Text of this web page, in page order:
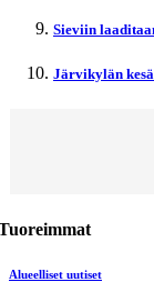
Sieviin
Järvikylän